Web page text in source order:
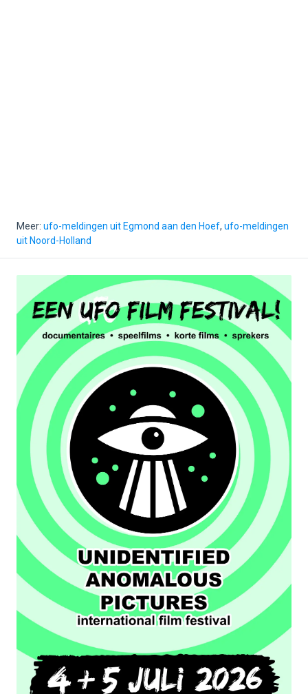
Meer: ufo-meldingen uit Egmond aan den Hoef, ufo-meldingen
uit Noord-Holland